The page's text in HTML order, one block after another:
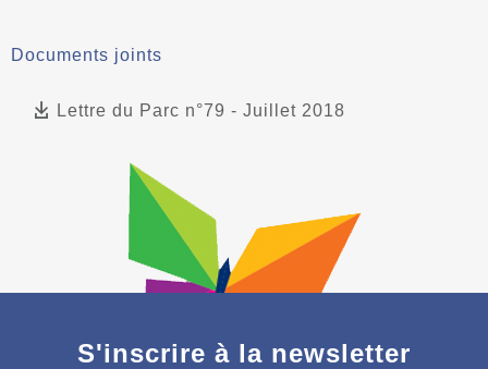
Documents joints
Lettre du Parc n°79 - Juillet 2018
S'inscrire à la newsletter